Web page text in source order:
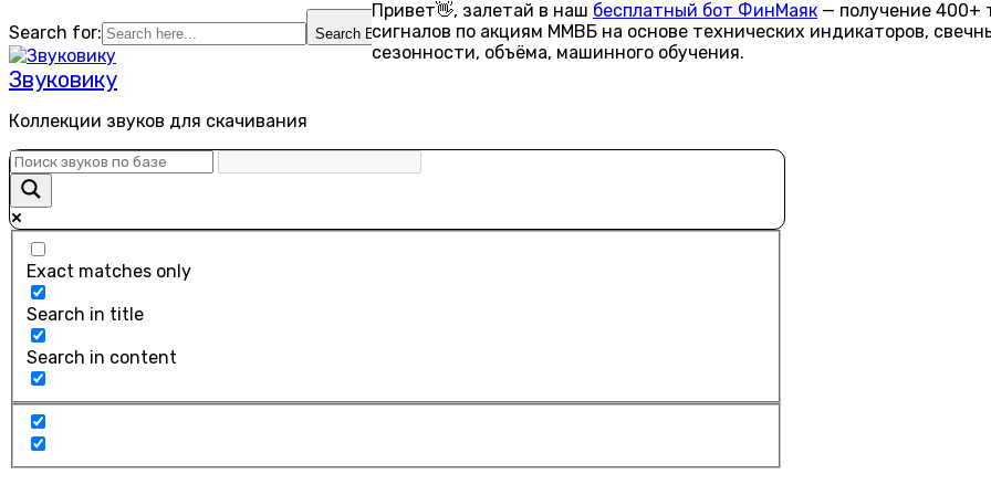
Привет👋, залетай в наш бесплатный бот ФинМаяк — получение 400+
сигналов по акциям ММВБ на основе технических индикаторов,
сезонности, объёма, машинного обучения.
к
содержанию
Search for: Search Button
Звуковику
Коллекции звуков для скачивания
Exact matches only
Search in title
Search in content